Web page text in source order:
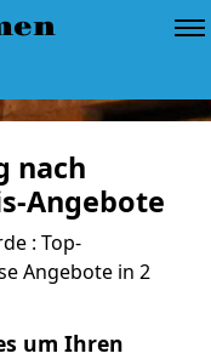
nach
Angebote
: Top-
Angebote in 2
um Ihren